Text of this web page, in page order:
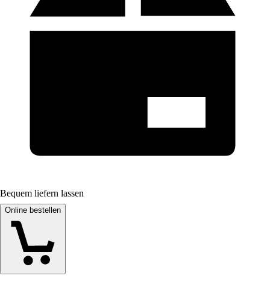
Bequem liefern lassen
Online bestellen